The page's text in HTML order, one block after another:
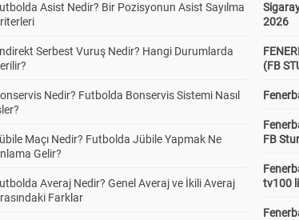
Asist Nedir? Bir Pozisyonun Asist Sayılma
Serbest Vuruş Nedir? Hangi Durumlarda
Nedir? Futbolda Bonservis Sistemi Nasıl
Maçı Nedir? Futbolda Jübile Yapmak Ne
Gelir?
Averaj Nedir? Genel Averaj ve İkili Averaj
Farklar
2026
(FB
FB
tv100